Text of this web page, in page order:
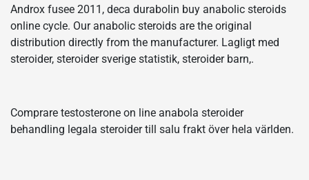
Androx fusee 2011, deca durabolin buy anabolic steroids
online cycle. Our anabolic steroids are the original
distribution directly from the manufacturer. Lagligt med
steroider, steroider sverige statistik, steroider barn,.
Comprare testosterone on line anabola steroider
behandling legala steroider till salu frakt över hela världen.